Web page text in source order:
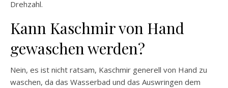
Drehzahl.
Kann Kaschmir von Hand
gewaschen werden?
Nein, es ist nicht ratsam, Kaschmir generell von Hand zu
waschen, da das Wasserbad und das Auswringen dem